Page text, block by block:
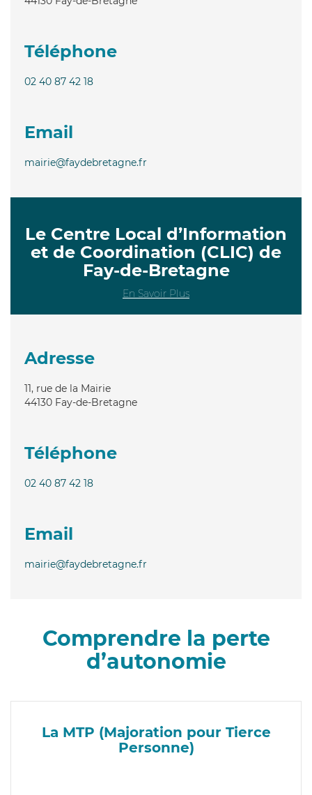
Téléphone
02 40 87 42 18
Email
mairie@faydebretagne.fr
Le Centre Local d’Information
et de Coordination (CLIC) de
Fay-de-Bretagne
En Savoir Plus
Adresse
11, rue de la Mairie
44130 Fay-de-Bretagne
Téléphone
02 40 87 42 18
Email
mairie@faydebretagne.fr
Comprendre la perte
d’autonomie
La MTP (Majoration pour Tierce
Personne)